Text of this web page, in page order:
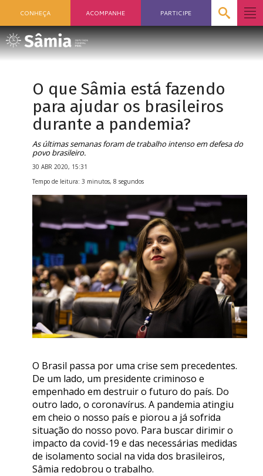
CONHEÇA ACOMPANHE PARTICIPE
O que Sâmia está fazendo
para ajudar os brasileiros
durante a pandemia?
As últimas semanas foram de trabalho intenso em defesa do
povo brasileiro.
30 ABR 2020, 15:31
Tempo de leitura: 3 minutos, 8 segundos
O Brasil passa por uma crise sem precedentes.
De um lado, um presidente criminoso e
empenhado em destruir o futuro do país. Do
outro lado, o coronavírus. A pandemia atingiu
em cheio o nosso país e piorou a já sofrida
situação do nosso povo. Para buscar dirimir o
impacto da covid-19 e das necessárias medidas
de isolamento social na vida dos brasileiros,
Sâmia redobrou o trabalho.